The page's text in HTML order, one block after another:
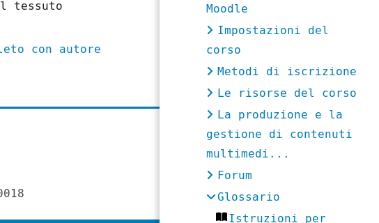
Moodle
Impostazioni del
corso
Metodi di iscrizione
Le risorse del corso
La produzione e la
gestione di contenuti
multimedi...
Forum
Glossario
Istruzioni per
tessuto
con autore